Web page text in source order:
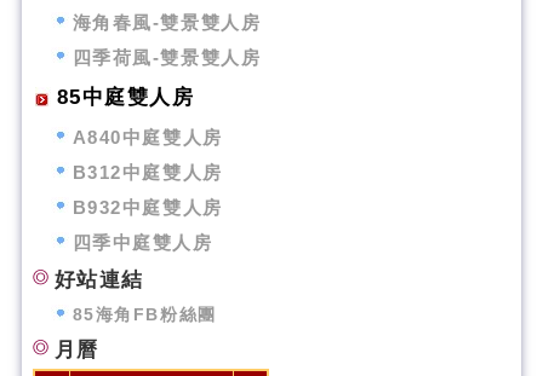
海角春風-雙景雙人房
四季荷風-雙景雙人房
85中庭雙人房
A840中庭雙人房
B312中庭雙人房
B932中庭雙人房
四季中庭雙人房
好站連結
85海角FB粉絲團
月曆